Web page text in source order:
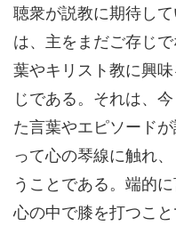
聴衆が説教に期待し
は、主をまだご存じ
葉やキリスト教に興
じである。それは、
た言葉やエピソード
って心の琴線に触れ
うことである。端的
心の中で膝を打つこと